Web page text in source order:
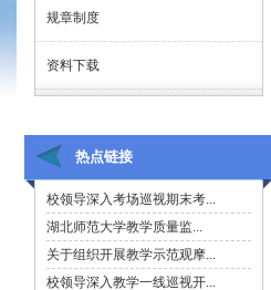
规章制度
资料下载
热点链接